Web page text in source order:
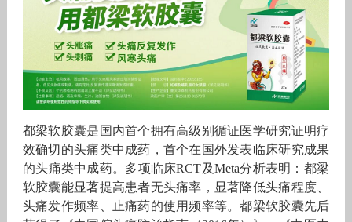
都梁软胶囊是国内首个拥有高级别循证医学研究证明疗
效确切的头痛类中成药，首个在国外发表临床研究成果
的头痛类中成药。多项临床RCT及Meta分析表明：都梁
软胶囊能显著提高患者无头痛率，显著降低头痛程度、
头痛发作频率、止痛药的使用频率等。都梁软胶囊先后